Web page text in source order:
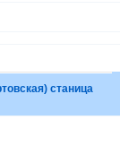
станица